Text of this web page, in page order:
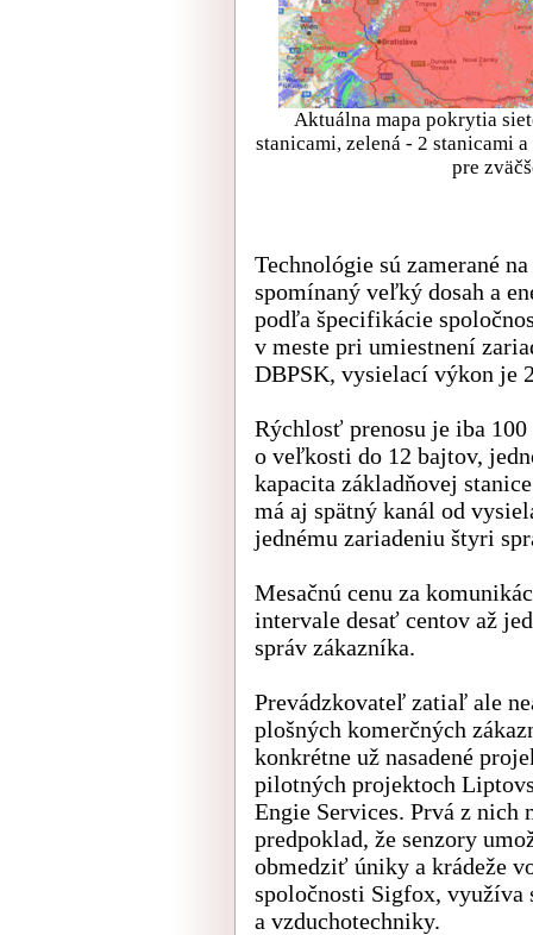
Aktuálna mapa pokrytia
stanicami, zelená - 2 stanicami
pre
Technológie sú zamerané
spomínaný veľký dosah a
podľa špecifikácie
v meste pri umiestnení
DBPSK, vysielací výkon je
Rýchlosť prenosu je iba
o veľkosti do 12 bajtov,
kapacita základňovej
má aj spätný kanál od
jednému zariadeniu štyri
Mesačnú cenu za
intervale desať centov až
správ zákazníka.
Prevádzkovateľ zatiaľ ale
plošných komerčných
konkrétne už nasadené
pilotných projektoch
Engie Services. Prvá z nich
predpoklad, že senzory
obmedziť úniky a krádeže
spoločnosti Sigfox,
a vzduchotechniky.